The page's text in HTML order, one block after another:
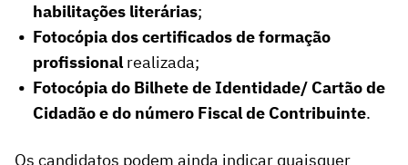
habilitações literárias;
Fotocópia dos certificados de formação
profissionalrealizada;
Fotocópia do Bilhete de Identidade/ Cartão de
Cidadão e do número Fiscal de Contribuinte.
Os candidatos podem ainda indicar quaisquer